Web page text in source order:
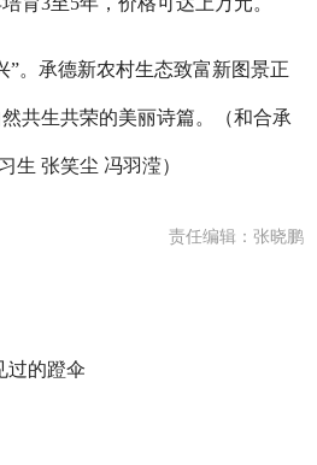
承德新农村生态致富新图景正
共生共荣的美丽诗篇。（和合承
生 张笑尘 冯羽滢）
责任编辑：张晓鹏
过的蹬伞